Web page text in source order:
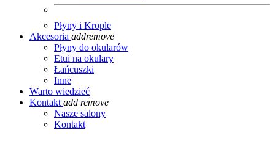
Płyny i Krople
Akcesoria addremove
Płyny do okularów
Etui na okulary
Łańcuszki
Inne
Warto wiedzieć
Kontakt add remove
Nasze salony
Kontakt